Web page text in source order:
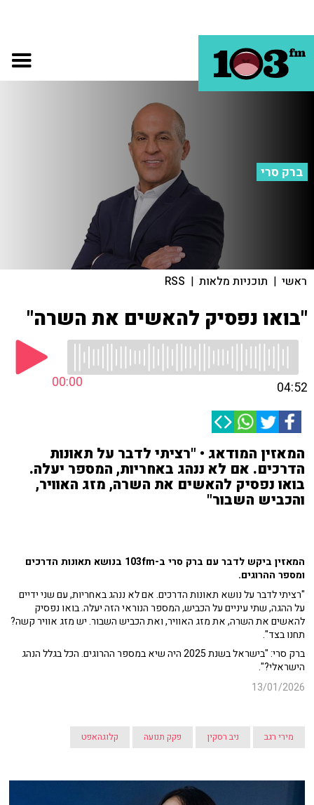
ברק סרי
ראשי | תוכניות מלאות |
RSS
"בואו נפסיק להאשים את השרה"
00:00 04:52
המאזין המודאג • "רציתי לדבר על תאונות
הדרכים. אם לא ננהג באחריות, המספר יעלה.
בואו נפסיק להאשים את השרה, מזג האוויר,
והכביש השבור"
המאזין ביקש לדבר עם ברק סרי ב-103fm בנושא תאונות הדרכים
ומספר ההרוגים.
"רציתי לדבר על נושא תאונות הדרכים. אם לא ננהג באחריות, עם שני ידיים
על ההגה, שתי עיניים על הכביש, המספר הנוראי הזה יעלה. בואו נפסיק
להאשים את השרה, את מזג האוויר, ואת הכביש השבור. יש מזג אוויר קשה?
תחנו בצד".
ברק סרי: "בישראל בשנת 2025 היה שיא במספר ההרוגים. הכל בגלל הנהג
הישראלי?".
13/01/2026
מירי רגב ניב רסקין פקק תנועה קלוגהאפט